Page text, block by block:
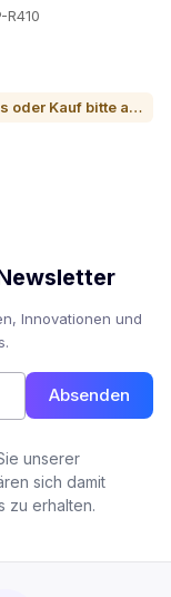
R410
Für Preis oder Kauf bitte anrufen
Innovationen und
Absenden
unserer
sich damit
zu erhalten.